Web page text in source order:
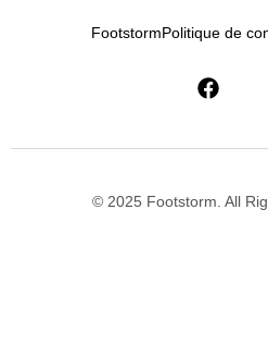
FootstormPolitique de
© 2025 Footstorm. All